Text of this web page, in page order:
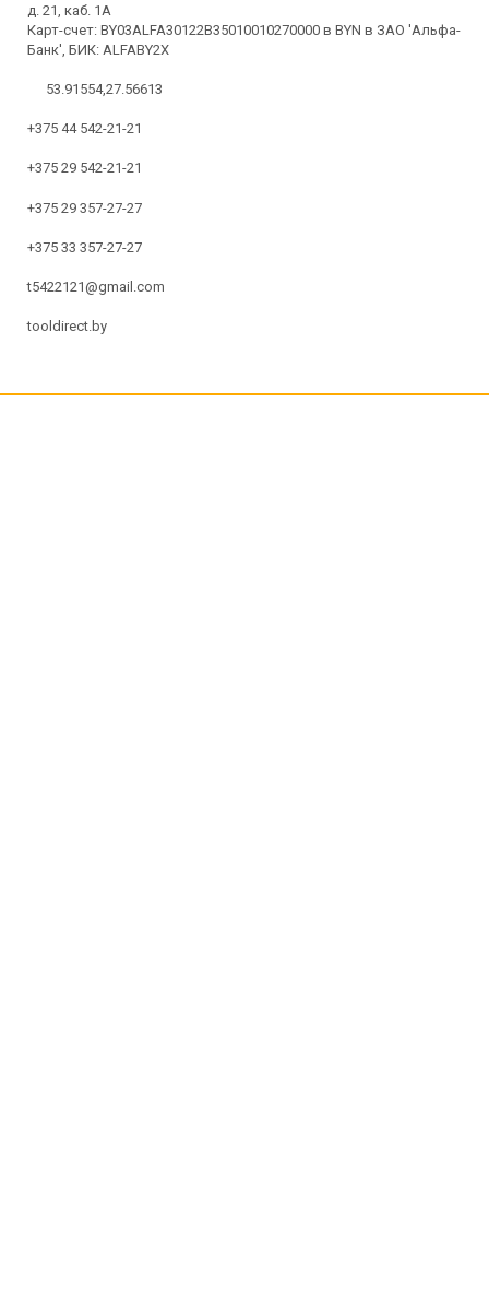
д. 21, каб. 1А
Карт-счет: BY03ALFA30122B35010010270000 в BYN в ЗАО 'Альфа-
Банк', БИК: ALFABY2X
53.91554,27.56613
+375 44 542-21-21
+375 29 542-21-21
+375 29 357-27-27
+375 33 357-27-27
t5422121@gmail.com
tooldirect.by